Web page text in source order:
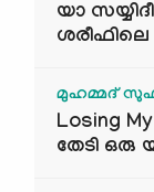
യാ
മുഹമ്മദ്
Losing
തേടി ഒരു